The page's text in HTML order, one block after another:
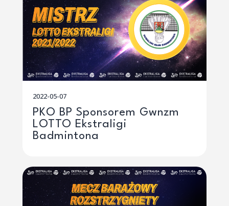
2022-05-07
PKO BP Sponsorem Gwnzm
LOTTO Ekstraligi
Badmintona